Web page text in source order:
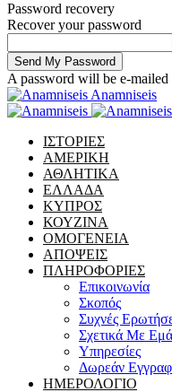
Password recovery
Recover your password
A password will be e-mailed
Anamniseis
ΙΣΤΟΡΙΕΣ
ΑΜΕΡΙΚΗ
ΑΘΛΗΤΙΚΑ
ΕΛΛΑΔΑ
ΚΥΠΡΟΣ
ΚΟΥΖΙΝΑ
ΟΜΟΓΕΝΕΙΑ
ΑΠΟΨΕΙΣ
ΠΛΗΡΟΦΟΡΙΕΣ
Επικοινωνία
Σκοπός
Συχνές
Σχετικά Με
Υπηρεσίες
Δωρεάν
ΗΜΕΡΟΛΟΓΙΟ